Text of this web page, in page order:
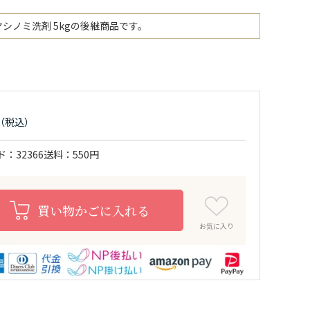
ノミ洗剤 5kgの後継商品です。
32366送料 550円
買い物かごに入れる
お気に入り